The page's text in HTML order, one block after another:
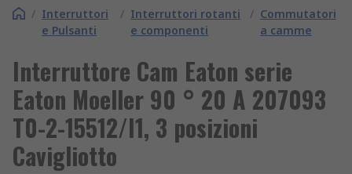
/ Interruttori
e Pulsanti
/ Interruttori rotanti
e componenti
/ Commutatori
a camme
Interruttore Cam Eaton serie
Eaton Moeller 90 ° 20 A 207093
T0-2-15512/I1, 3 posizioni
Cavigliotto